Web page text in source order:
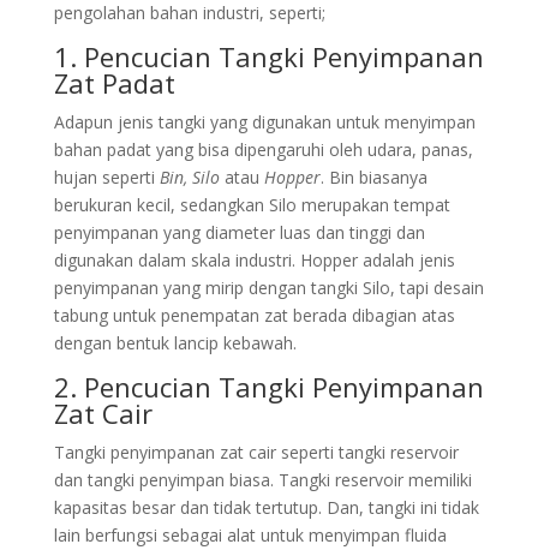
pengolahan bahan industri, seperti;
1. Pencucian Tangki Penyimpanan
Zat Padat
Adapun jenis tangki yang digunakan untuk menyimpan
bahan padat yang bisa dipengaruhi oleh udara, panas,
hujan seperti Bin, Siloatau Hopper. Bin biasanya
berukuran kecil, sedangkan Silo merupakan tempat
penyimpanan yang diameter luas dan tinggi dan
digunakan dalam skala industri. Hopper adalah jenis
penyimpanan yang mirip dengan tangki Silo, tapi desain
tabung untuk penempatan zat berada dibagian atas
dengan bentuk lancip kebawah.
2. Pencucian Tangki Penyimpanan
Zat Cair
Tangki penyimpanan zat cair seperti tangki reservoir
dan tangki penyimpan biasa. Tangki reservoir memiliki
kapasitas besar dan tidak tertutup. Dan, tangki ini tidak
lain berfungsi sebagai alat untuk menyimpan fluida